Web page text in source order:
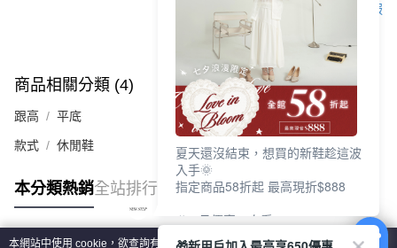
客服
商品相關分類 (4) 查看全部
跟高 平底
款式 休閒鞋
本分類熱銷全站排行
本網站中使用 cookie，欲查詢有關本網站使用 cookie 方式之詳情，及若您不希
夏天還沒結束，想買的新鞋趁這波
入手🌞
指定商品58折起 最高現折$888
🎉 8月優惠一次看
①LINE購物最高10%回饋